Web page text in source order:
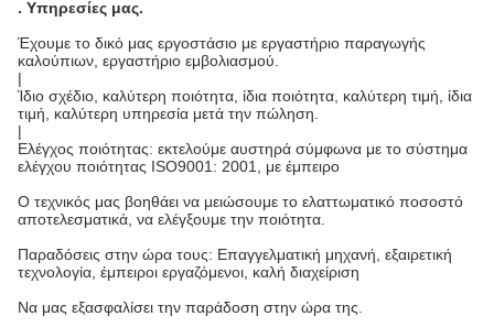
. Υπηρεσίες μας.
Έχουμε το δικό μας εργοστάσιο με εργαστήριο παραγωγής
καλούπιων, εργαστήριο εμβολιασμού.
|
Ίδιο σχέδιο, καλύτερη ποιότητα, ίδια ποιότητα, καλύτερη τιμή, ίδια
τιμή, καλύτερη υπηρεσία μετά την πώληση.
|
Ελέγχος ποιότητας: εκτελούμε αυστηρά σύμφωνα με το σύστημα
ελέγχου ποιότητας ISO9001: 2001, με έμπειρο
Ο τεχνικός μας βοηθάει να μειώσουμε το ελαττωματικό ποσοστό
αποτελεσματικά, να ελέγξουμε την ποιότητα.
Παραδόσεις στην ώρα τους: Επαγγελματική μηχανή, εξαιρετική
τεχνολογία, έμπειροι εργαζόμενοι, καλή διαχείριση
Να μας εξασφαλίσει την παράδοση στην ώρα της.